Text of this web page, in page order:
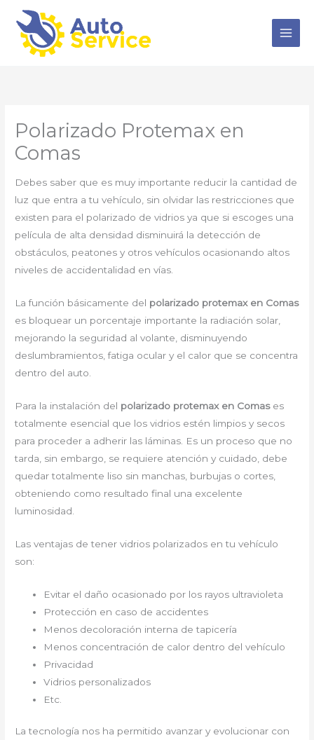
contenido
Polarizado Protemax en
Comas
Debes saber que es muy importante reducir la cantidad de
luz que entra a tu vehículo, sin olvidar las restricciones que
existen para el polarizado de vidrios ya que si escoges una
película de alta densidad disminuirá la detección de
obstáculos, peatones y otros vehículos ocasionando altos
niveles de accidentalidad en vías.
La función básicamente del polarizado protemax en Comas
es bloquear un porcentaje importante la radiación solar,
mejorando la seguridad al volante, disminuyendo
deslumbramientos, fatiga ocular y el calor que se concentra
dentro del auto.
Para la instalación del polarizado protemax en Comas es
totalmente esencial que los vidrios estén limpios y secos
para proceder a adherir las láminas. Es un proceso que no
tarda, sin embargo, se requiere atención y cuidado, debe
quedar totalmente liso sin manchas, burbujas o cortes,
obteniendo como resultado final una excelente
luminosidad.
Las ventajas de tener vidrios polarizados en tu vehículo
son:
Evitar el daño ocasionado por los rayos ultravioleta
Protección en caso de accidentes
Menos decoloración interna de tapicería
Menos concentración de calor dentro del vehículo
Privacidad
Vidrios personalizados
Etc.
La tecnología nos ha permitido avanzar y evolucionar con